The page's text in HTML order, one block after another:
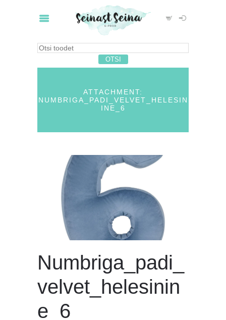
ATTACHMENT:
NUMBRIGA_PADI_VELVET_HELESIN
INE_6
Numbriga_padi_
velvet_helesinin
e_6